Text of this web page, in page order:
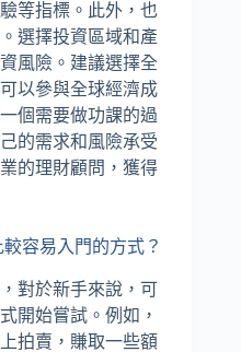
等指標。此外，也
選擇投資區域和產
風險。建議選擇全
以參與全球經濟成
個需要做功課的過
的需求和風險承受
的理財顧問，獲得
容易入門的方式？
對於新手來說，可
開始嘗試。例如，
拍賣，賺取一些額